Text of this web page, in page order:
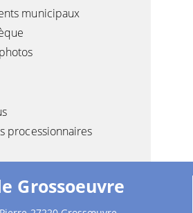
municipaux
processionnaires
Grossoeuvre